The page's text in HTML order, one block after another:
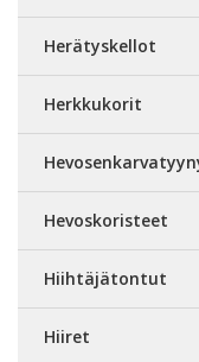
Herätyskellot
Herkkukorit
Hevoskoristeet
Hiihtäjätontut
Hiiret